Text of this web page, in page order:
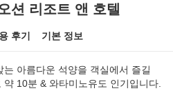
션 리조트 앤 호텔
후기 기본 정보
아름다운 석양을 객실에서 즐길
10분 & 와타미노유도 인기입니다.